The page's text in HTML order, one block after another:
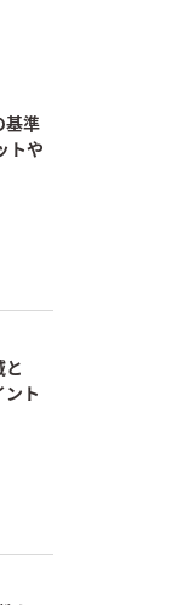
基準
トや
と
ント